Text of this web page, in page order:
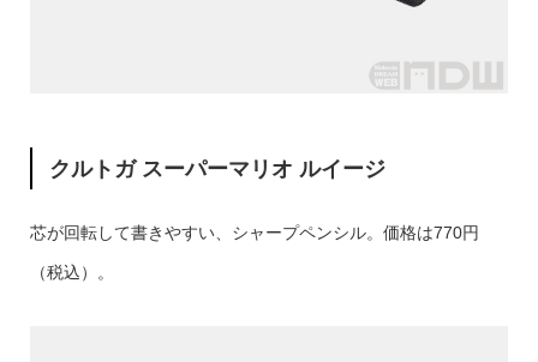
クルトガ スーパーマリオ ルイージ
芯が回転して書きやすい、シャープペンシル。価格は770円
（税込）。